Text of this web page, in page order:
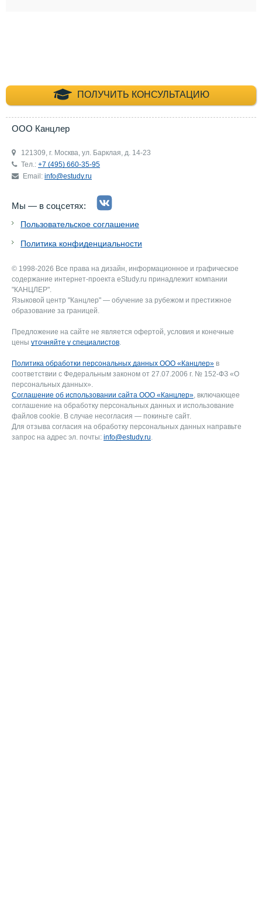
ПОЛУЧИТЬ КОНСУЛЬТАЦИЮ
+7 (495) 660-35-
ООО Канцлер
121309, г. Москва, ул. Барклая, д. 14-23
Тел.: +7 (495) 660-35-95
Email: info@estudy.ru
Мы — в соцсетях:
Пользовательское соглашение
Политика конфиденциальности
© 1998-2026 Все права на дизайн, информационное и графическое
содержание интернет-проекта eStudy.ru принадлежит компании
"КАНЦЛЕР".
Языковой центр "Канцлер" — обучение за рубежом и престижное
образование за границей.
Предложение на сайте не является офертой, условия и конечные
цены уточняйте у специалистов
Политика обработки персональных данных ООО «Канцлер» в
соответствии с Федеральным законом от 27.07.2006 г. № 152-ФЗ «О
персональных данных».
Соглашение об использовании сайта ООО «Канцлер» , включающее
соглашение на обработку персональных данных и использование
файлов cookie. В случае несогласия — покиньте сайт.
Для отзыва согласия на обработку персональных данных направьте
запрос на адрес эл. почты: info@estudy.ru